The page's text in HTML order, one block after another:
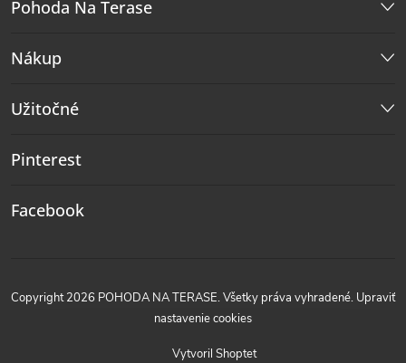
Pohoda Na Terase
Nákup
Užitočné
Pinterest
Facebook
Vytvoril Shoptet
Copyright 2026 POHODA NA TERASE. Všetky práva vyhradené. Upraviť
nastavenie cookies